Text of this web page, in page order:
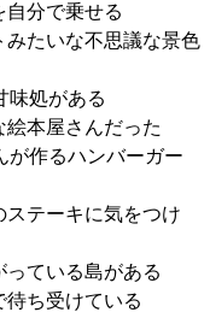
分で乗せる
たいな不思議な景色
味処がある
本屋さんだった
が作るハンバーガー
テーキに気をつけ
ている島がある
ち受けている